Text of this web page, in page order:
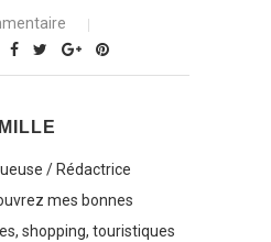
/ Rédactrice
mes bonnes
shopping, touristiques